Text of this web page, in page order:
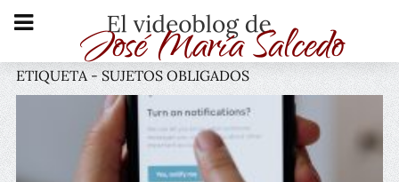
ETIQUETA - SUJETOS OBLIGADOS